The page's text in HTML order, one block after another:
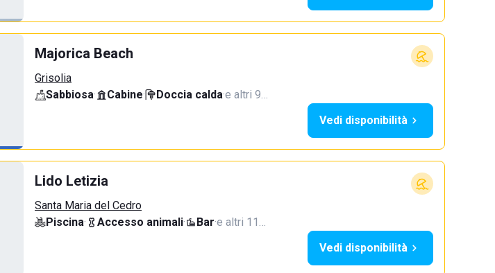
Majorica Beach
Grisolia
Sabbiosa· Cabine· Doccia calda·e altri 9…
Vedi disponibilità
Lido Letizia
Santa Maria del Cedro
Piscina· Accesso animali· Bar·e altri 11…
Vedi disponibilità